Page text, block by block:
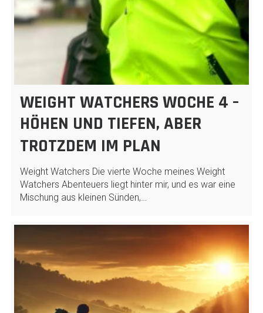
WEIGHT WATCHERS WOCHE 4 –
HÖHEN UND TIEFEN, ABER
TROTZDEM IM PLAN
Weight Watchers Die vierte Woche meines Weight
Watchers Abenteuers liegt hinter mir, und es war eine
Mischung aus kleinen Sünden,…